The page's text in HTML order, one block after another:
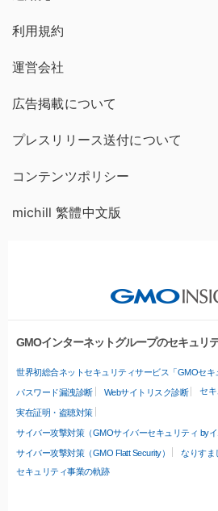
利用規約
運営会社
広告掲載について
プレスリリース送付について
コンテンツポリシー
michill 繁體中文版
GMOインターネットグループのセキュリ
世界初総合ネットセキュリティサービス「GMOセキ
パスワード漏洩診断 Webサイトリスク診断 セキ
実在証明・盗聴対策
サイバー攻撃対策（GMOサイバーセキュリティ byイ
サイバー攻撃対策（GMO Flatt Security）
なりすま
セキュリティ事業の軌跡